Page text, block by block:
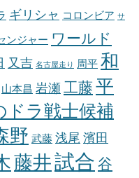
ギリシャ コロンビア サ
ンジャー ワールド
又吉 名古屋走り 周平 和
山本昌 岩瀬工藤 平
ドラ戦士候補
野 武藤 浅尾 濱田
藤井試合 谷